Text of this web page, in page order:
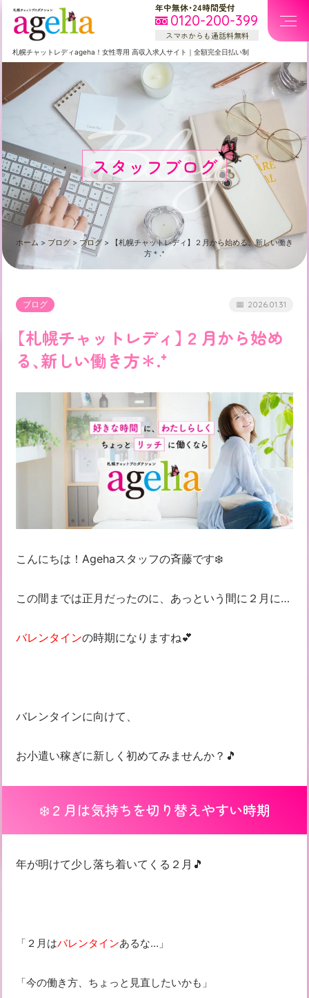
年中無休・24時間受付
0120-200-399
スマホからも通話料無料
札幌チャットレディageha！女性専用 高収入求人サイト ｜ 全額完全日払い制
スタッフブログ
Blog
ホーム > ブログ > ブログ >
【札幌チャットレディ】２月から始める、新しい働き
方＊.⁺
ブログ 2026.01.31
【札幌チャットレディ】２月から始め
る、新しい働き方＊.⁺
こんにちは！Agehaスタッフの斉藤です❄️
この間までは正月だったのに、あっという間に２月に…
バレンタインの時期になりますね💕
バレンタインに向けて、
お小遣い稼ぎに新しく初めてみませんか？🎵
❄️２月は気持ちを切り替えやすい時期
年が明けて少し落ち着いてくる２月🎵
「２月はバレンタインあるな…」
「今の働き方、ちょっと見直したいかも」